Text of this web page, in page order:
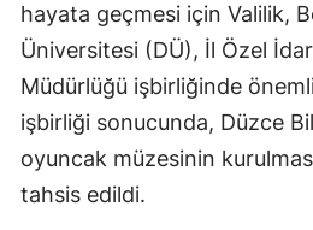
hayata geçmesi için Valilik,
Üniversitesi (DÜ), İl Özel
Müdürlüğü işbirliğinde
işbirliği sonucunda, Düzce
oyuncak müzesinin
tahsis edildi.